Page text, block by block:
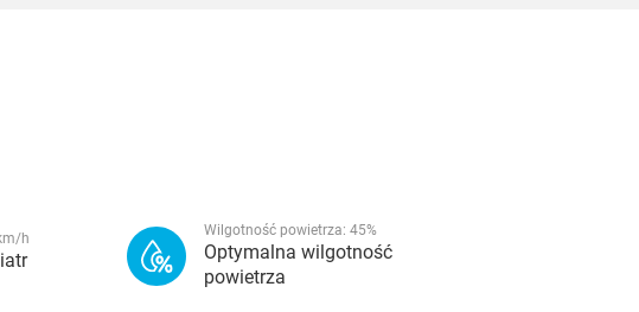
h Wilgotność powietrza: 45%
Optymalna wilgotność
powietrza